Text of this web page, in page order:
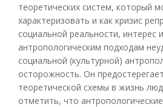
теоретических систем, который
характеризовать и как кризис
социальной реальности, интерес
антропологическим подходам
социальной (культурной)
осторожность. Он
теоретической схемы в жизнь
отметить, что